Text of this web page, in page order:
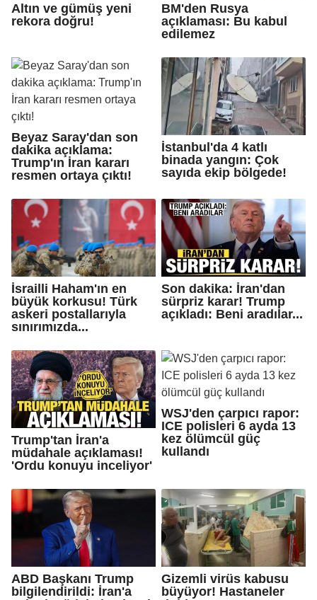
Altın ve gümüş yeni
rekora doğru!
BM'den Rusya
açıklaması: Bu kabul
edilemez
Beyaz Saray'dan son
dakika açıklama:
Trump'ın İran kararı
resmen ortaya çıktı!
İstanbul'da 4 katlı
binada yangın: Çok
sayıda ekip bölgede!
İsrailli Haham'ın en
büyük korkusu! Türk
askeri postallarıyla
sınırımızda...
Son dakika: İran'dan
sürpriz karar! Trump
açıkladı: Beni aradılar...
Trump'tan İran'a
müdahale açıklaması!
'Ordu konuyu inceliyor'
WSJ'den çarpıcı rapor:
ICE polisleri 6 ayda 13
kez ölümcül güç
kullandı
ABD Başkanı Trump
bilgilendirildi: İran'a
Gizemli virüs kabusu
büyüyor! Hastaneler